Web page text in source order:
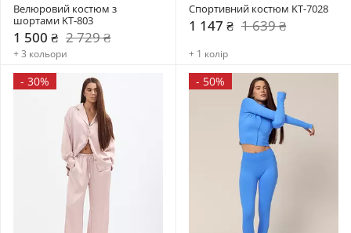
Велюровий костюм з
шортами KT-803
1 500 ₴ 2 729 ₴
+ 3 кольори
Спортивний костюм KT-7028
1 147 ₴ 1 639 ₴
+ 1 колір
- 30% - 50%